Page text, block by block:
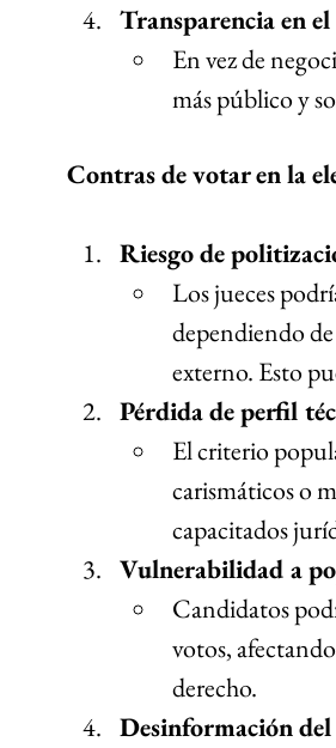
Transparencia en
En vez de
más público y
Contras de votar en la
Riesgo de
Los jueces
dependiendo
externo. Esto
Pérdida de perfil
El criterio
carismáticos o
capacitados
Vulnerabilidad a
Candidatos
votos,
derecho.
Desinformación